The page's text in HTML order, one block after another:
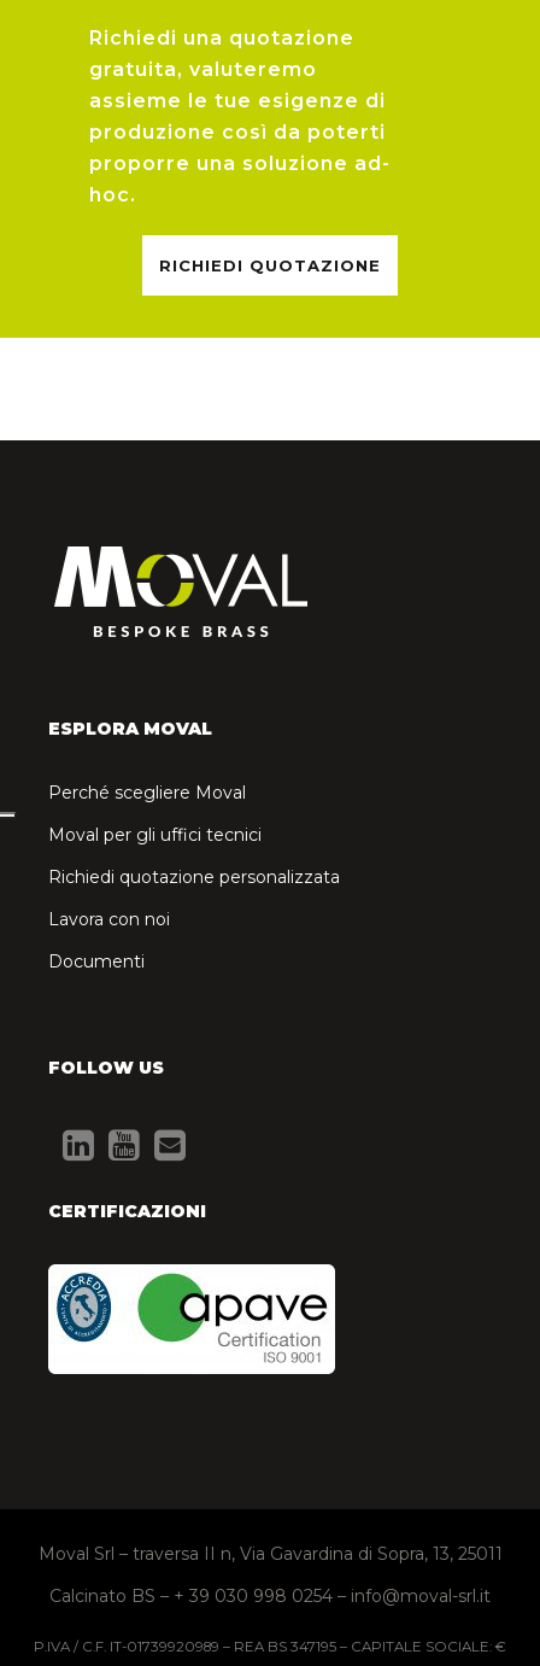
Richiedi una quotazione
gratuita, valuteremo
assieme le tue esigenze di
produzione così da poterti
proporre una soluzione ad-
hoc.
RICHIEDI QUOTAZIONE
ESPLORA MOVAL
Perché scegliere Moval
Moval per gli uffici tecnici
Richiedi quotazione personalizzata
Lavora con noi
Documenti
FOLLOW US
CERTIFICAZIONI
Moval Srl – traversa II n, Via Gavardina di Sopra, 13, 25011
Calcinato BS – + 39 030 998 0254 – info@moval-srl.it
P.IVA / C.F. IT-01739920989 – REA BS 347195 – CAPITALE SOCIALE: €